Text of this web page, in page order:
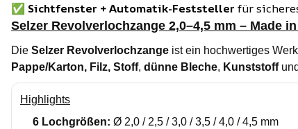
✅ Sichtfenster + Automatik-Feststeller für
Selzer Revolverlochzange 2,0–4,5 mm – Made
Die Selzer Revolverlochzange ist ein hochwertiges
Pappe/Karton, Filz, Stoff, dünne Bleche, Kunststoffund
Highlights
6 Lochgrößen: Ø 2,0 / 2,5 / 3,0 / 3,5 / 4,0 / 4,5 mm